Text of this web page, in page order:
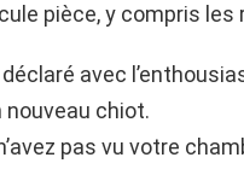
pièce, y compris les
déclaré avec
nouveau chiot.
pas vu votre